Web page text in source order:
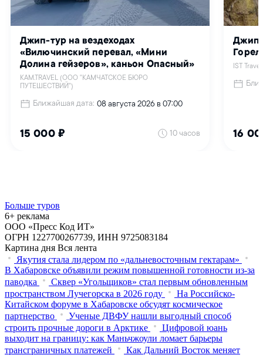
Больше туров
6+ реклама
ООО «Пресс Код ИТ»
ОГРН 1227700267739, ИНН 9725083184
Картина дня Вся лента
Якутия стала лидером по «дальневосточным гектарам»
В Хабаровске объявили режим повышенной готовности из‑за
паводка
Сквер «Угольщиков» стал первым обновленным
пространством Лучегорска в 2026 году
На Российско-
Китайском форуме в Хабаровске обсудят космическое
партнерство
Ученые ДВФУ нашли выгодный способ
строить прочные дороги в Арктике
Цифровой юань
выходит на границу: как Маньчжоули ломает барьеры
трансграничных платежей
Как Дальний Восток меняет